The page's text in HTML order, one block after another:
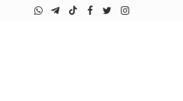
WhatsApp
Telegram
TikTokFacebook
TwitterInstagram